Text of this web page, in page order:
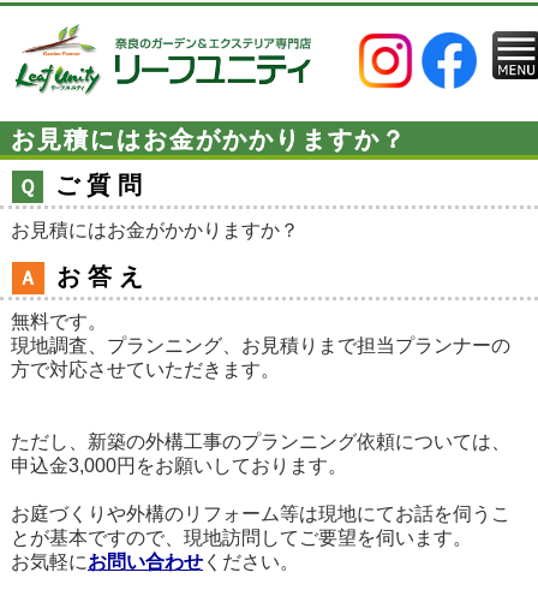
お見積にはお金がかかりますか？
Ｑ ご質問
お見積にはお金がかかりますか？
Ａ お答え
無料です。
現地調査、プランニング、お見積りまで担当プランナーの
方で対応させていただきます。
ただし、新築の外構工事のプランニング依頼については、
申込金3,000円をお願いしております。
お庭づくりや外構のリフォーム等は現地にてお話を伺うこ
とが基本ですので、現地訪問してご要望を伺います。
お気軽にお問い合わせください。